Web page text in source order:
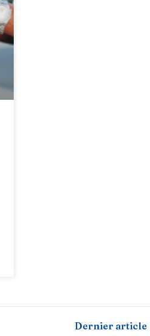
Dernier article